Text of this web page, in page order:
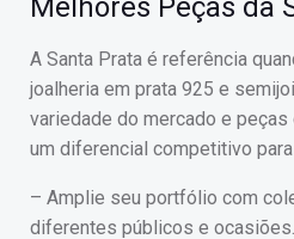
Melhores Peças da
A Santa Prata é referência
joalheria em prata 925 e
variedade do mercado e
um diferencial competitivo
– Amplie seu portfólio com
diferentes públicos e ocasiões.